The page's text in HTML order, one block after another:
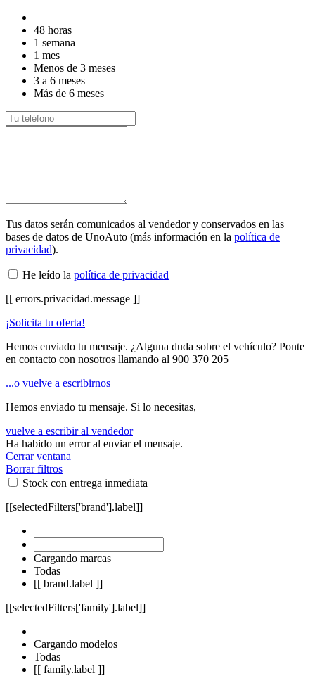
48 horas
1 semana
1 mes
Menos de 3 meses
3 a 6 meses
Más de 6 meses
Tus datos serán comunicados al vendedor y conservados en las
bases de datos de UnoAuto (más información en la política de
privacidad).
He leído la política de privacidad
[[ errors.privacidad.message ]]
¡Solicita tu oferta!
Hemos enviado tu mensaje. ¿Alguna duda sobre el vehículo? Ponte
en contacto con nosotros llamando al 900 370 205
...o vuelve a escribirnos
Hemos enviado tu mensaje. Si lo necesitas,
vuelve a escribir al vendedor
Ha habido un error al enviar el mensaje.
Cerrar ventana
Borrar filtros
Stock con entrega inmediata
[[selectedFilters['brand'].label]]
Cargando marcas
Todas
[[ brand.label ]]
[[selectedFilters['family'].label]]
Cargando modelos
Todas
[[ family.label ]]